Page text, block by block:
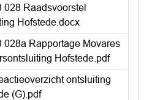
028 Raadsvoorstel
Hofstede.docx
028a Rapportage Movares
Hofstede.pdf
ontsluiting
(G).pdf